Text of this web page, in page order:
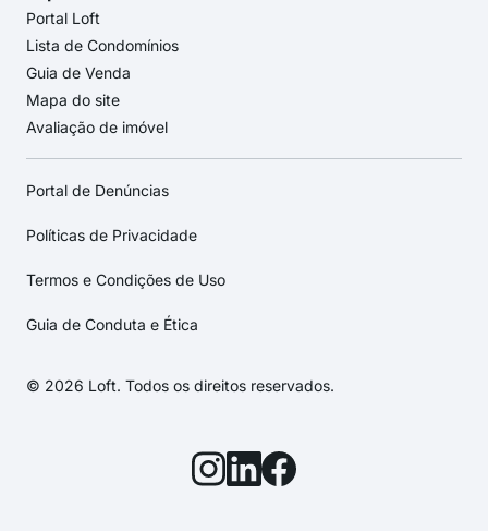
Portal Loft
Lista de Condomínios
Guia de Venda
Mapa do site
Avaliação de imóvel
Portal de Denúncias
Políticas de Privacidade
Termos e Condições de Uso
Guia de Conduta e Ética
© 2026 Loft. Todos os direitos reservados.